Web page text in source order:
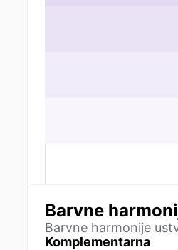
Barvne
Barvne harmonije
Komplementarna